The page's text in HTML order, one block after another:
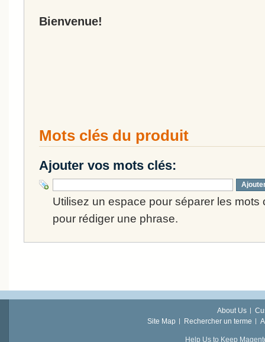
Bienvenue!
Mots clés du produit
Ajouter vos mots clés:
Utilisez un espace pour séparer les mots
pour rédiger une phrase.
About Us
Site Map
Rechercher un terme
Help Us to Keep